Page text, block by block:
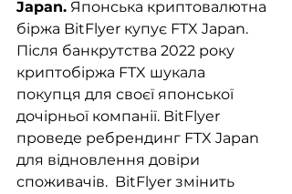
Japan. Японська криптовалютна
біржа BitFlyer купує FTX Japan.
Після банкрутства 2022 року
криптобіржа FTX шукала
покупця для своєї японської
дочірньої компанії. BitFlyer
проведе ребрендинг FTX Japan
для відновлення довіри
споживачів.  BitFlyer змінить